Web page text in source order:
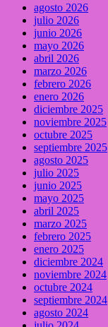
agosto 2026
julio 2026
junio 2026
mayo 2026
abril 2026
marzo 2026
febrero 2026
enero 2026
diciembre 2025
noviembre 2025
octubre 2025
septiembre 2025
agosto 2025
julio 2025
junio 2025
mayo 2025
abril 2025
marzo 2025
febrero 2025
enero 2025
diciembre 2024
noviembre 2024
octubre 2024
septiembre 2024
agosto 2024